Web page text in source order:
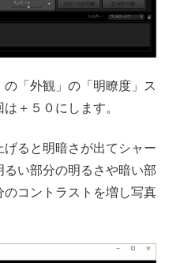
の「外観」の「明瞭度」ス
＋５０にします。
げると明暗さが出てシャー
い部分の明るさや暗い部
コントラストを増し写真